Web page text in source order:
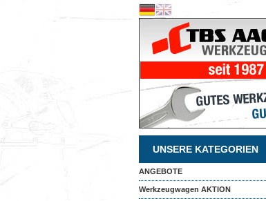
UNSERE KATEGORIEN
ANGEBOTE
Werkzeugwagen AKTION